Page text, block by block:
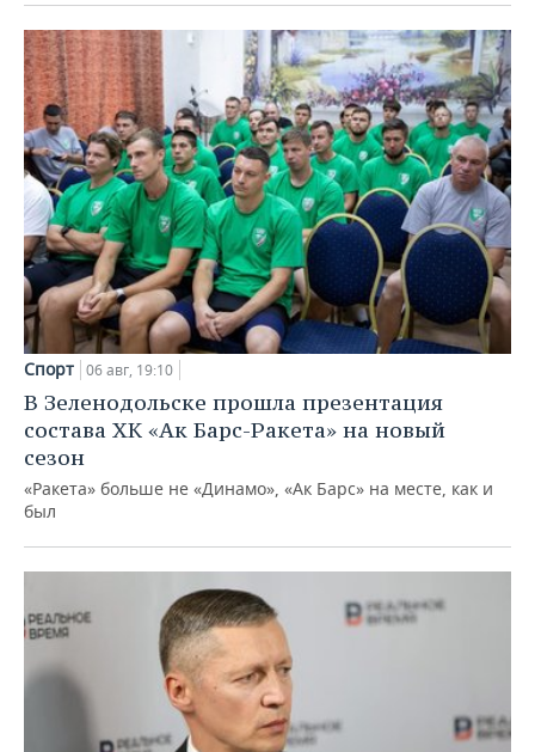
Спорт 06 авг, 19:10
В Зеленодольске прошла презентация
состава ХК «Ак Барс-Ракета» на новый
сезон
«Ракета» больше не «Динамо», «Ак Барс» на месте, как и
был